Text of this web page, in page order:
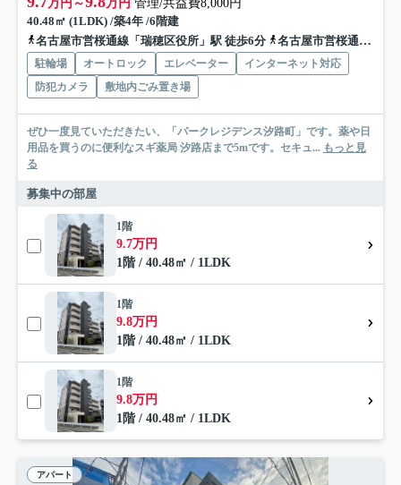
万円～ 万円 管理/共益費8,000円
40.48㎡ (1LDK) /築4年 /6階建
名古屋市営桜通線「瑞穂区役所」駅 徒歩6分
名古屋市営桜通線「瑞穂運動場西」駅 徒歩13分
駐輪場 オートロック エレベーター
インターネット対応
防犯カメラ
敷地内ごみ置き場
ぜひ一度見ていただきたい、「パークレジデンス汐路町」です。薬や日
用品を買うのに便利なスギ薬局 汐路店まで5mです。セキュ... もっと見
る
募集中の部屋
1階
9.7万円
1階 / 40.48㎡ / 1LDK
1階
9.8万円
1階 / 40.48㎡ / 1LDK
1階
9.8万円
1階 / 40.48㎡ / 1LDK
アパート